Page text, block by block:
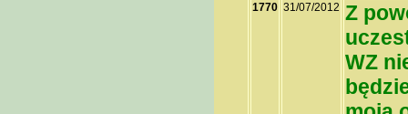
1770 31/07/2012 Z
WZ